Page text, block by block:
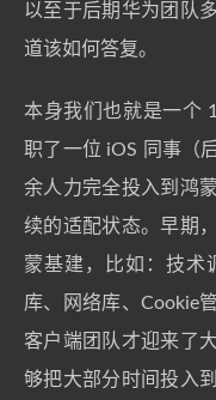
以至于后期华为团队
道该如何答复。
本身我们也就是一个
职了一位 iOS 同事（
余人力完全投入到鸿
续的适配状态。早期
蒙基建，比如：技术
库、网络库、Cookie
客户端团队才迎来了
够把大部分时间投入